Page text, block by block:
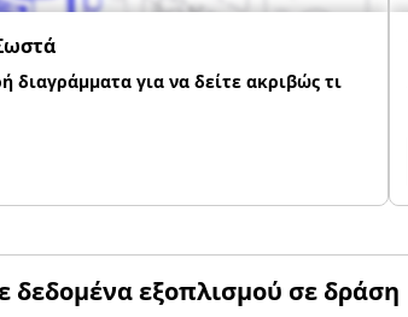
για να δείτε ακριβώς τι
δεδομένα εξοπλισμού σε δράση